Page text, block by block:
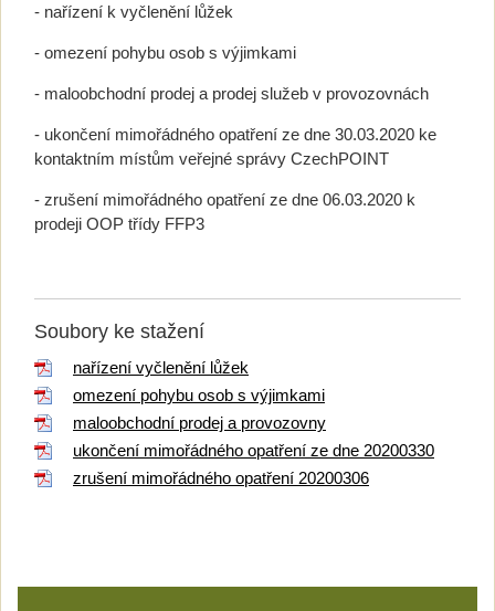
- nařízení k vyčlenění lůžek
- omezení pohybu osob s výjimkami
- maloobchodní prodej a prodej služeb v provozovnách
- ukončení mimořádného opatření ze dne 30.03.2020 ke
kontaktním místům veřejné správy CzechPOINT
- zrušení mimořádného opatření ze dne 06.03.2020 k
prodeji OOP třídy FFP3
Soubory ke stažení
nařízení vyčlenění lůžek
omezení pohybu osob s výjimkami
maloobchodní prodej a provozovny
ukončení mimořádného opatření ze dne 20200330
zrušení mimořádného opatření 20200306